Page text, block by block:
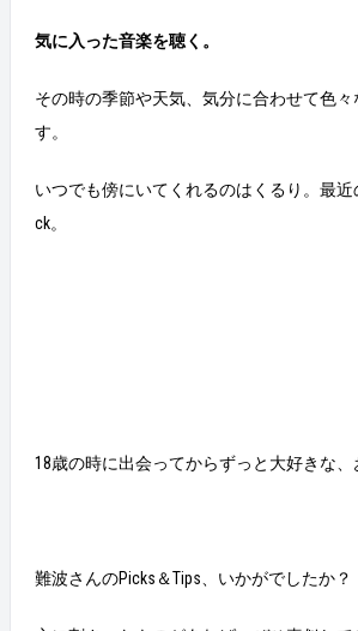
気に入った音楽を聴く。
その時の季節や天気、気分に合わせて色々
す。
いつでも傍にいてくれるのはくるり。最近
ck。
18歳の時に出会ってからずっと大好きな、
難波さんのPicks＆Tips、いかがでしたか？